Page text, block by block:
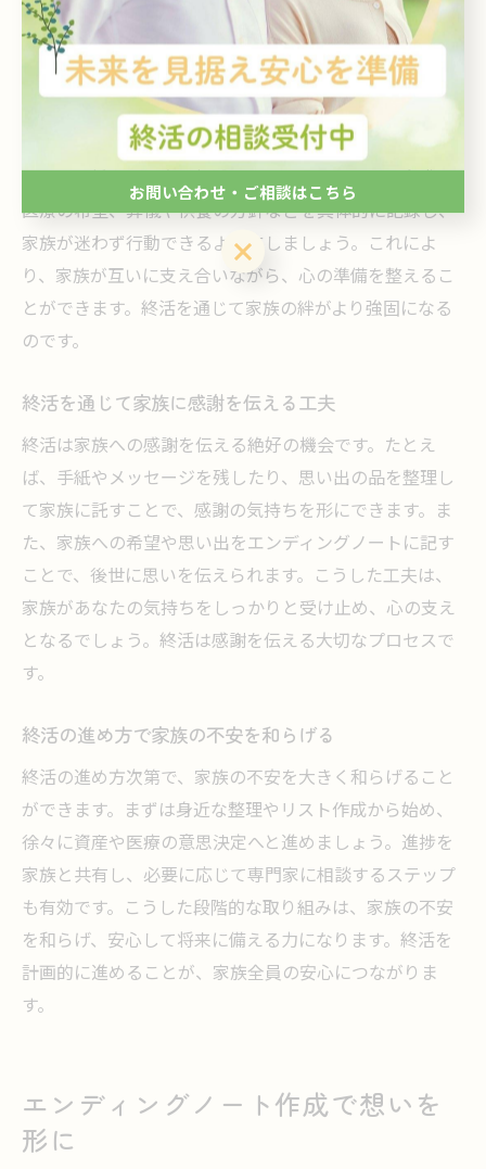
します。
終活の実践で家族と安心を分かち合う
終活を実践することで、家族と安心を分かち合うことが
可能です。自分の意思や希望を明確にし、家族に伝える
ことで、将来の不安を軽減できます。たとえば、介護や
医療の希望、葬儀や供養の方針などを具体的に記録し、
家族が迷わず行動できるようにしましょう。これによ
り、家族が互いに支え合いながら、心の準備を整えるこ
とができます。終活を通じて家族の絆がより強固になる
のです。
終活を通じて家族に感謝を伝える工夫
終活は家族への感謝を伝える絶好の機会です。たとえ
ば、手紙やメッセージを残したり、思い出の品を整理し
て家族に託すことで、感謝の気持ちを形にできます。ま
た、家族への希望や思い出をエンディングノートに記す
ことで、後世に思いを伝えられます。こうした工夫は、
家族があなたの気持ちをしっかりと受け止め、心の支え
となるでしょう。終活は感謝を伝える大切なプロセスで
す。
終活の進め方で家族の不安を和らげる
終活の進め方次第で、家族の不安を大きく和らげること
ができます。まずは身近な整理やリスト作成から始め、
徐々に資産や医療の意思決定へと進めましょう。進捗を
家族と共有し、必要に応じて専門家に相談するステップ
も有効です。こうした段階的な取り組みは、家族の不安
を和らげ、安心して将来に備える力になります。終活を
計画的に進めることが、家族全員の安心につながりま
す。
エンディングノート作成で想いを
形に
お問い合わせ・ご相談はこちら
お問い合わせ・ご相談はこちら